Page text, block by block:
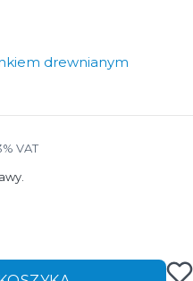
drewnianym
VAT
VAT